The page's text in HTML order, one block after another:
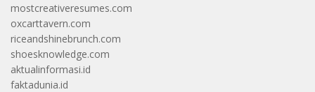
mostcreativeresumes.com
oxcarttavern.com
riceandshinebrunch.com
shoesknowledge.com
aktualinformasi.id
faktadunia.id